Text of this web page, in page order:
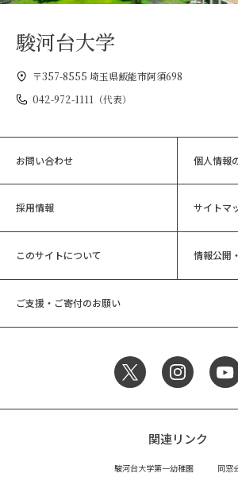
駿河台大学
〒357-8555 埼玉県飯能市阿須698
042-972-1111（代表）
お問い合わせ 個人情報
採用情報 サイトマ
このサイトについて 情報公開
ご支援・ご寄付のお願い
関連リンク
駿河台大学第一幼稚園 同窓